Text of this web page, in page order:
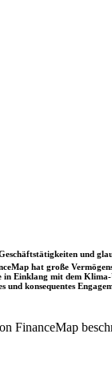
und
hat große
Einklang mit dem
konsequentes
FinanceMap